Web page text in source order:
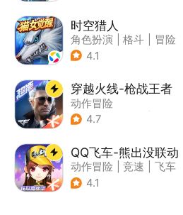
时空猎人
角色扮演 格斗
冒险
| 时空猎人
4.1
穿越火线-枪战王者
动作冒险
| 第一人称射击
4.7
QQ飞车-熊出没联动
动作冒险 竞速
飞车
| 漂移
4.1